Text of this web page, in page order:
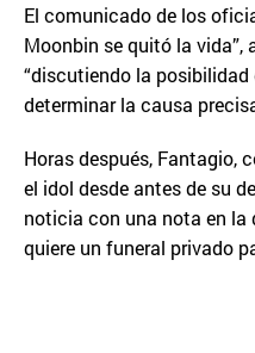
El comunicado de los
Moonbin se quitó la vida”,
“discutiendo la
determinar la causa
Horas después, Fantagio,
el idol desde antes de su
noticia con una nota en la
quiere un funeral privado